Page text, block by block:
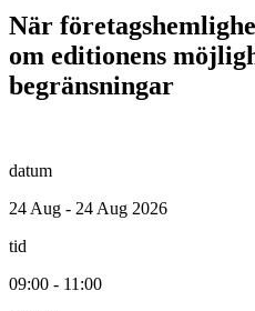
När
om editionens
begränsningar
datum
24 Aug - 24 Aug 2026
tid
09:00 - 11:00